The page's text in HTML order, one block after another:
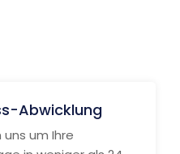
Abwicklung
um Ihre